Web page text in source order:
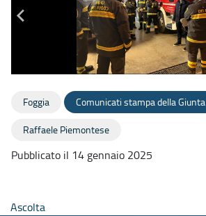
Foggia Comunicati stampa della Giunta
Raffaele Piemontese
Pubblicato il 14 gennaio 2025
Ascolta